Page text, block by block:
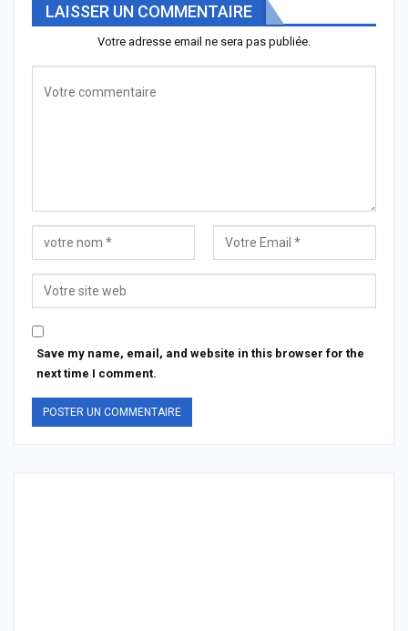
LAISSER UN COMMENTAIRE
Votre adresse email ne sera pas publiée.
Save my name, email, and website in this browser for the
next time I comment.